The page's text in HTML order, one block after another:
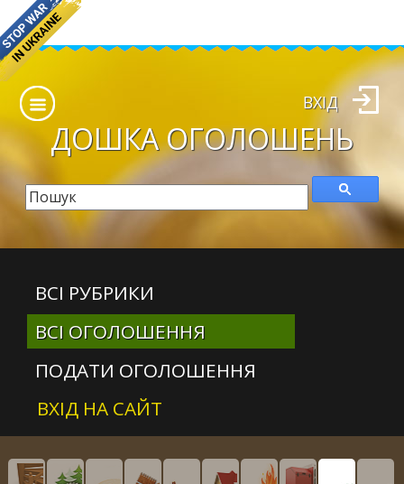
ДОШКАОГОЛОШЕНЬ
ВХІД
ВСІ РУБРИКИ
ВСІ ОГОЛОШЕННЯ
ПОДАТИ ОГОЛОШЕННЯ
ВХІД НА САЙТ